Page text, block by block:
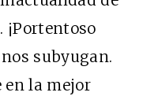
subyugan.
en la mejor